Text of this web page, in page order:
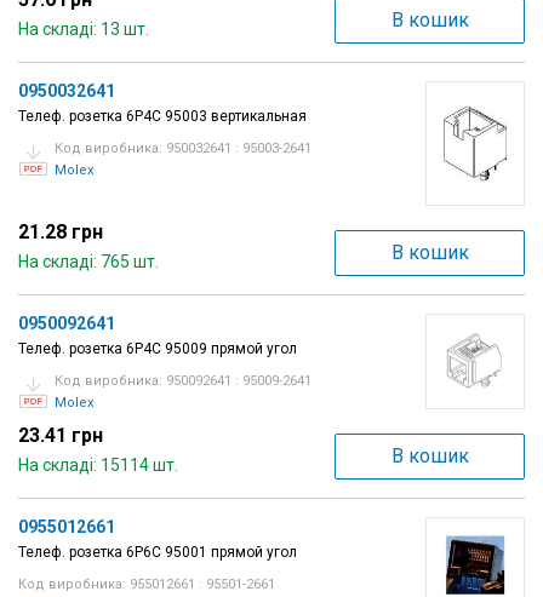
На складі: 13 шт. В кошик
0950032641
Телеф. розетка 6P4C 95003 вертикальная
Код виробника: 950032641 : 95003-2641
Molex
21.28 грн
На складі: 765 шт. В кошик
0950092641
Телеф. розетка 6P4C 95009 прямой угол
Код виробника: 950092641 : 95009-2641
Molex
23.41 грн
На складі: 15114 шт. В кошик
0955012661
Телеф. розетка 6P6C 95001 прямой угол
Код виробника: 955012661 : 95501-2661